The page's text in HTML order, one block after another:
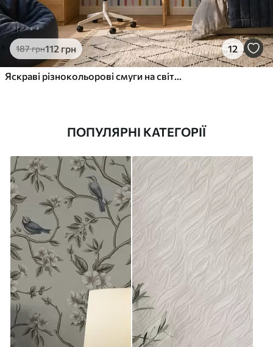
187грн112 грн 12
Яскраві різнокольорові смуги на світлому тлі
ПОПУЛЯРНІ КАТЕГОРІЇ